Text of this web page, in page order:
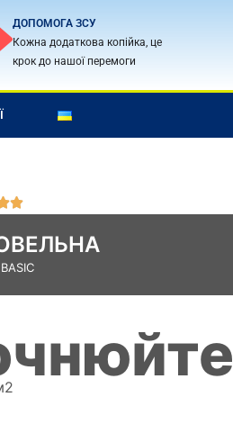
ДОПОМОГА ЗСУ
Кожна додаткова копійка, це
крок до нашої перемоги
О
і
а
з